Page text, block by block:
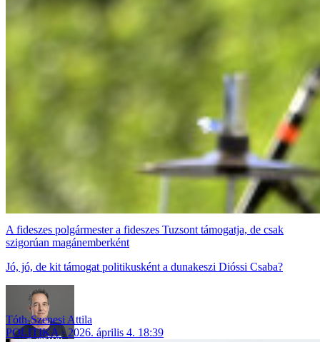
A fideszes polgármester a fideszes Tuzsont támogatja, de csak
szigorúan magánemberként
Jó, jó, de kit támogat politikusként a dunakeszi Dióssi Csaba?
Tóth-Szenesi Attila
POLITIKA
2026. április 4. 18:39